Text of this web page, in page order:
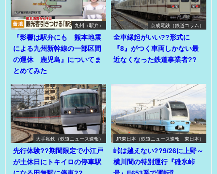
九州（駅弁）
『影響は駅弁にも 熊本地震
による九州新幹線の一部区間
の運休 鹿児島』についてま
とめてみた
京成電鉄（鉄道コラム）
全車縁起がいい??形式に
『8』がつく車両しかない最
近なくなった鉄道事業者??
大手私鉄（鉄道ニュース速報）
先行体験??期間限定で小江戸
が土休日にトキイロの停車駅
JR東日本（鉄道ニュース速報 東日本）
峠は越えない??9/26に上野～
横川間の特別運行『碓氷峠